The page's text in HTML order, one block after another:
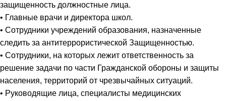
защищенность должностные лица.
• Главные врачи и директора школ.
• Сотрудники учреждений образования, назначенные
следить за антитеррористической Защищенностью.
• Сотрудники, на которых лежит ответственность за
решение задачи по части Гражданской обороны и защиты
населения, территорий от чрезвычайных ситуаций.
• Руководящие лица, специалисты медицинских